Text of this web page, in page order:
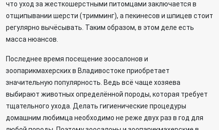
что уход за жесткошерстными питомцами заключается в
отщипывании шерсти (тримминг), а пекинесов и шпицев стоит
регулярно вычёсывать. Таким образом, в этом деле есть
масса нюансов.
Последнее время посещение зоосалонов и
зоопарикмахерских в Владивостоке приобретает
значительную популярность. Ведь всё чаще хозяева
выбирают животных определённой породы, которая требует
тщательного ухода. Делать гигиенические процедуры
домашним любимца необходимо не реже двух раз в год для